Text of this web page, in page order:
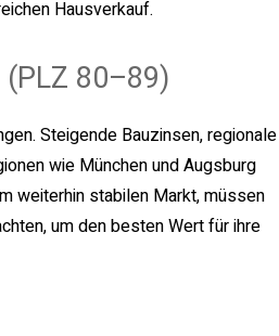
Hausverkauf.
80–89)
Steigende Bauzinsen, regionale
wie München und Augsburg
weiterhin stabilen Markt, müssen
um den besten Wert für ihre